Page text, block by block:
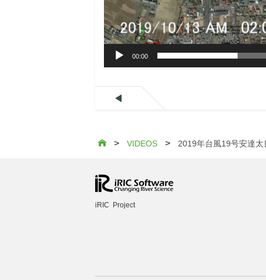
00:00

 > VIDEOS > 2019年台風19号安達太
iRIC Project